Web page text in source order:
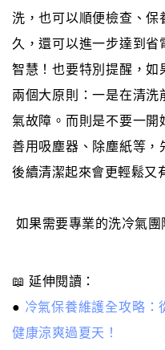
洗，也可以順便檢查、保
久，還可以進一步達到省
智慧！也要特別提醒，如
兩個大原則：一是在清
氣故障。而則是不要一開
善用吸塵器、除塵紙等，
後續清潔起來會更輕鬆又
如果需要專業的洗冷氣團
📖 延伸閱讀：
● 冷氣保養維護全攻略：
健康涼爽過夏天！